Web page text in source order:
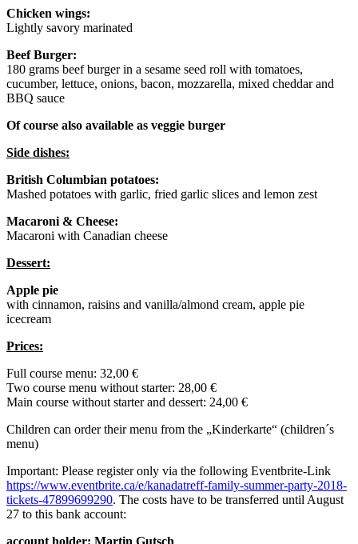
Chicken wings:
Lightly savory marinated
Beef Burger:
180 grams beef burger in a sesame seed roll with tomatoes,
cucumber, lettuce, onions, bacon, mozzarella, mixed cheddar and
BBQ sauce
Of course also available as veggie burger
Side dishes:
British Columbian potatoes:
Mashed potatoes with garlic, fried garlic slices and lemon zest
Macaroni & Cheese:
Macaroni with Canadian cheese
Dessert:
Apple pie
with cinnamon, raisins and vanilla/almond cream, apple pie
icecream
Prices:
Full course menu: 32,00 €
Two course menu without starter: 28,00 €
Main course without starter and dessert: 24,00 €
Children can order their menu from the „Kinderkarte“ (children´s
menu)
Important: Please register only via the following Eventbrite-Link
https://www.eventbrite.ca/e/kanadatreff-family-summer-party-2018-
tickets-47899699290. The costs have to be transferred until August
27 to this bank account:
account holder: Martin Gutsch